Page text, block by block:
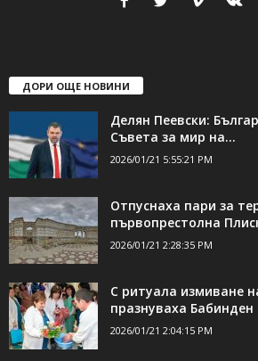
ДОРИ ОЩЕ НОВИНИ
Делян Пеевски:
Съвета за мир на...
2026/01/21 5:55:21 PM
Отпуснаха пари за
първопрестолна
2026/01/21 2:28:35 PM
С ритуала измиване
празнуваха Бабинден
2026/01/21 2:04:15 PM